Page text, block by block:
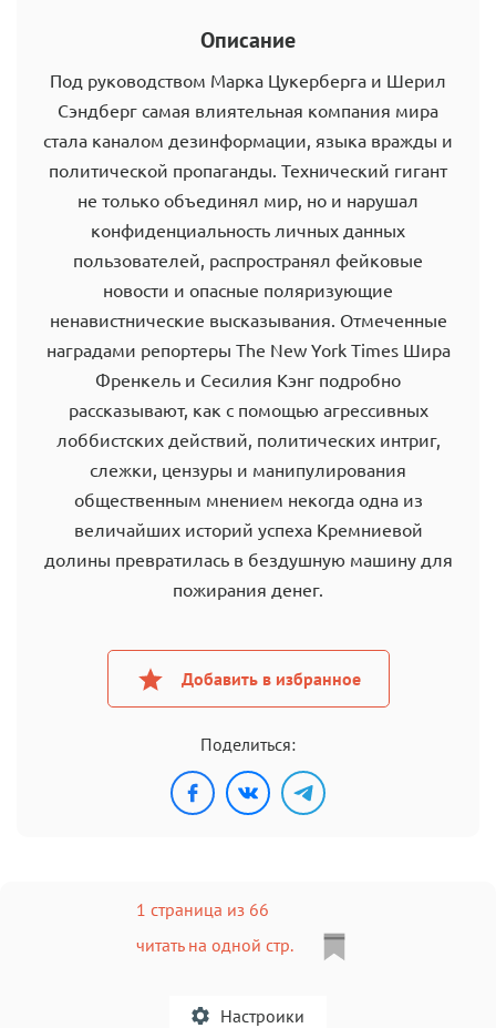
Описание
Под руководством Марка Цукерберга и Шерил
Сэндберг самая влиятельная компания мира
стала каналом дезинформации, языка вражды и
политической пропаганды. Технический гигант
не только объединял мир, но и нарушал
конфиденциальность личных данных
пользователей, распространял фейковые
новости и опасные поляризующие
ненавистнические высказывания. Отмеченные
наградами репортеры The New York Times Шира
Френкель и Сесилия Кэнг подробно
рассказывают, как с помощью агрессивных
лоббистских действий, политических интриг,
слежки, цензуры и манипулирования
общественным мнением некогда одна из
величайших историй успеха Кремниевой
долины превратилась в бездушную машину для
пожирания денег.
Добавить в избранное
Поделиться:
1 страница из 66
читать на одной стр.
Настроики